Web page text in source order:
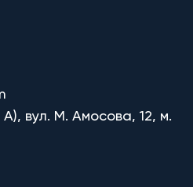
вул. М. Амосова, 12, м.